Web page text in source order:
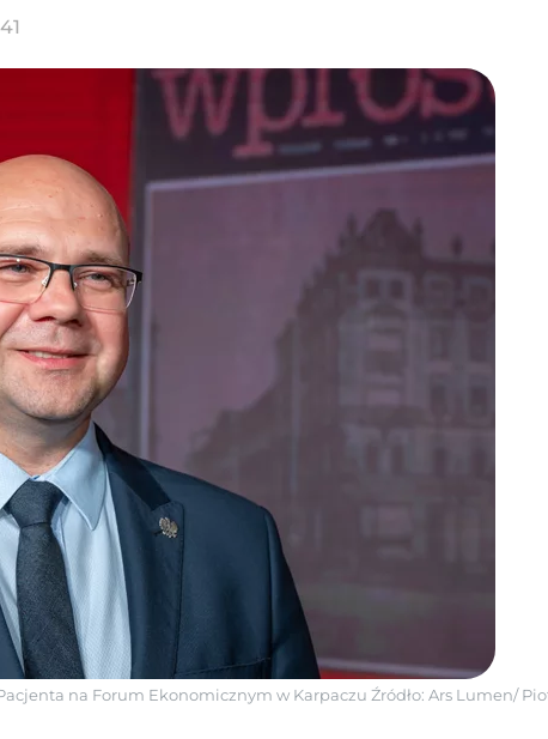
na Forum Ekonomicznym w Karpaczu Źródło: Ars Lumen/